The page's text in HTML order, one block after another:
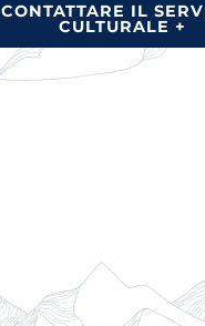
CONTATTARE IL
CULTURALE +
MUSEI &
EVENTI &